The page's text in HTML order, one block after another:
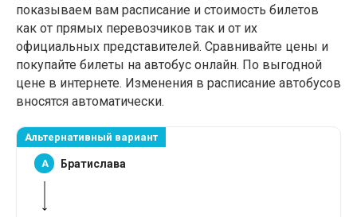
показываем вам расписание и стоимость билетов
как от прямых перевозчиков так и от их
официальных представителей. Сравнивайте цены и
покупайте билеты на автобус онлайн. По выгодной
цене в интернете. Изменения в расписание автобусов
вносятся автоматически.
Альтернативный вариант
A Братислава